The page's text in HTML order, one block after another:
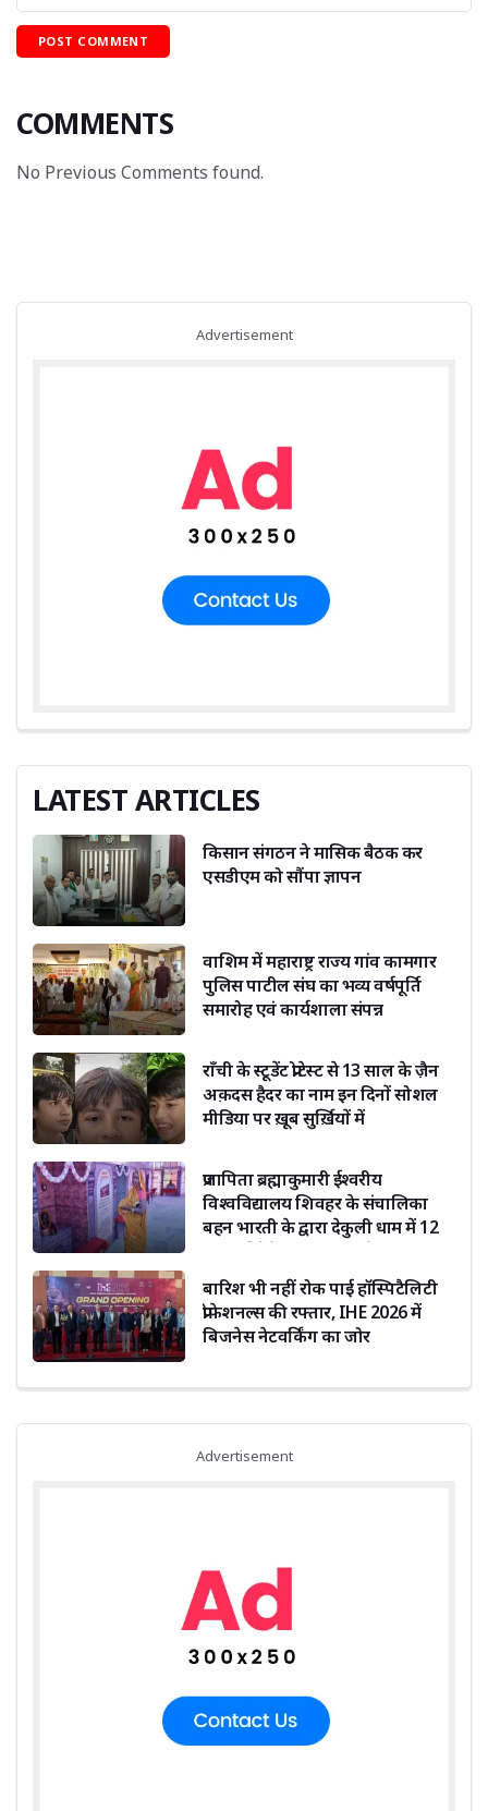
COMMENTS
No Previous Comments found.
Advertisement
LATEST ARTICLES
किसान संगठन ने मासिक बैठक कर
एसडीएम को सौंपा ज्ञापन
वाशिम में महाराष्ट्र राज्य गांव कामगार
पुलिस पाटील संघ का भव्य वर्षपूर्ति
समारोह एवं कार्यशाला संपन्न
राँची के स्टूडेंट प्रोटेस्ट से 13 साल के ज़ैन
अक़दस हैदर का नाम इन दिनों सोशल
मीडिया पर ख़ूब सुर्ख़ियों में
प्रजापिता ब्रह्माकुमारी ईश्वरीय
विश्वविद्यालय शिवहर के संचालिका
बहन भारती के द्वारा देकुली धाम में 12
ज्योतिर्लिंगों का हो रहा दर्शन
बारिश भी नहीं रोक पाई हॉस्पिटैलिटी
प्रोफेशनल्स की रफ्तार, IHE 2026 में
बिजनेस नेटवर्किंग का जोर
Advertisement